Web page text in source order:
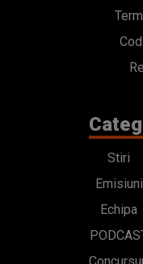
Stiri
Emisiuni
Echipa